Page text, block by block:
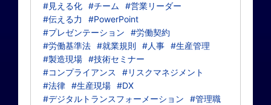
#見える化 #チーム
#営業リーダー
#伝える力
#PowerPoint
#プレゼンテーション
#労働契約
#労働基準法 #就業規則 #人事 #生産管理
#製造現場 #技術セミナー
#コンプライアンス
#リスクマネジメント
#法律 #生産現場 #DX
#デジタルトランスフォーメーション
#管理職